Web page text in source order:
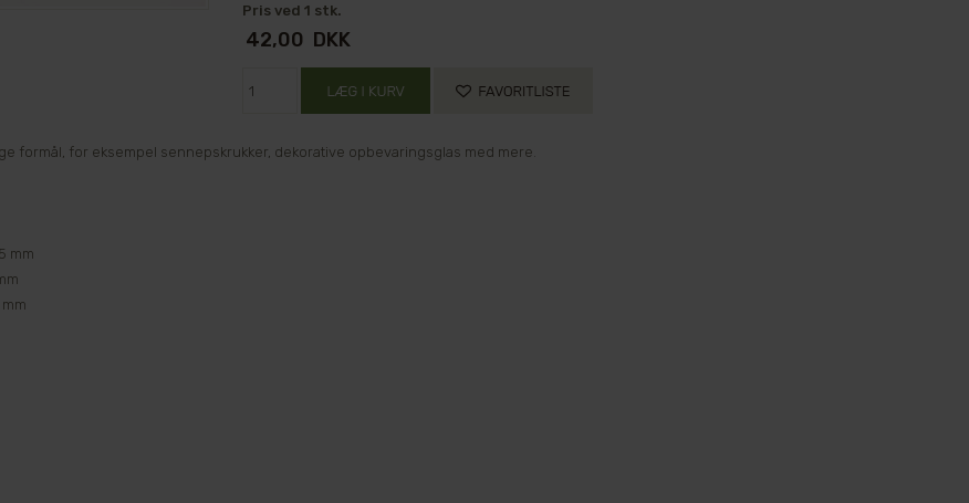
Pris ved 1 stk.
42,00 DKK
formål, for eksempel sennepskrukker, dekorative opbevaringsglas med mere.
mm